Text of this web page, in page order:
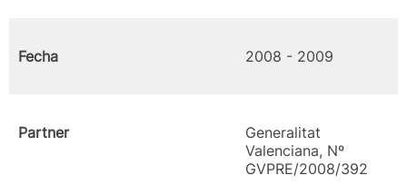
Fecha 2008 - 2009
Partner
Generalitat
Valenciana, Nº
GVPRE/2008/392